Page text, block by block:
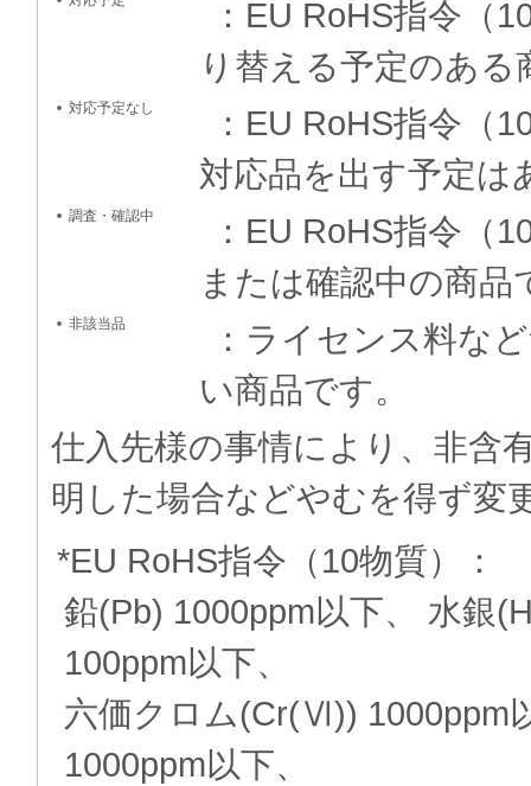
：EU RoHS指令（
り替える予定のある
対応予定なし
：EU RoHS指令（
対応品を出す予定は
調査・確認中
：EU RoHS指令（
または確認中の商品
非該当品
：ライセンス料な
い商品です。
仕入先様の事情により、非含
明した場合などやむを得ず変
*EU RoHS指令（10物質）：
鉛(Pb) 1000ppm以下、 水銀
100ppm以下、
六価クロム(Cr(Ⅵ)) 1000ppm
1000ppm以下、